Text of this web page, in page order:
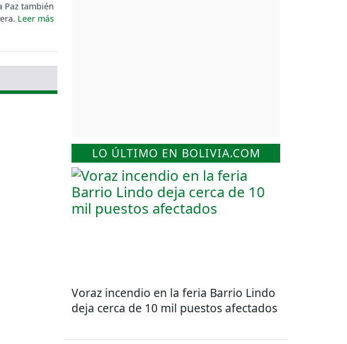
Paz también
LO ÚLTIMO EN BOLIVIA.COM
Voraz incendio en la feria Barrio Lindo
deja cerca de 10 mil puestos afectados